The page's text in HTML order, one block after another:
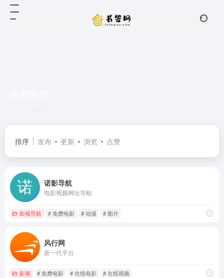
排序 发布 更新 浏览 点赞
诺影导航
电影视频网址导航
影视导航 # 免费电影 # 动漫 # 图片
风行网
新一代平台
影视 # 免费电影 # 在线电影 # 在线视频